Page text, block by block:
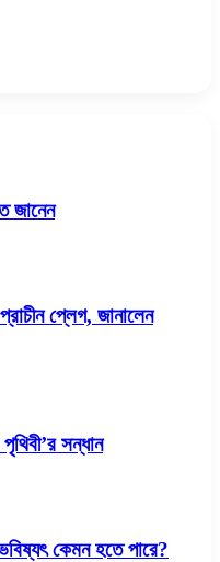
জানেন
প্লেগ, জানালেন
সন্ধান
কেমন হতে পারে?